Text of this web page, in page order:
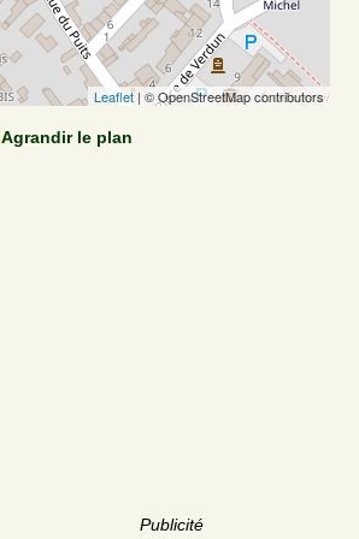
Leaflet| © OpenStreetMap contributors
Agrandir le plan
Publicité